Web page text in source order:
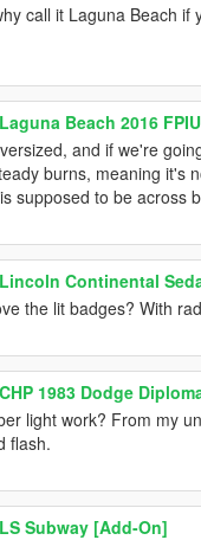
call it Laguna Beach if
Laguna Beach 2016 FPIU
and if we're
burns, meaning it's
supposed to be across
Lincoln Continental
the lit badges? With
CHP 1983 Dodge
light work? From my
flash.
LS Subway [Add-On]